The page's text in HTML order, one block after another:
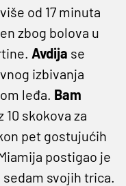
od 17 minuta
zbog bolova u
Avdija se
izbivanja
leđa. Bam
10 skokova za
pet gostujućih
postigao je
sedam svojih trica.